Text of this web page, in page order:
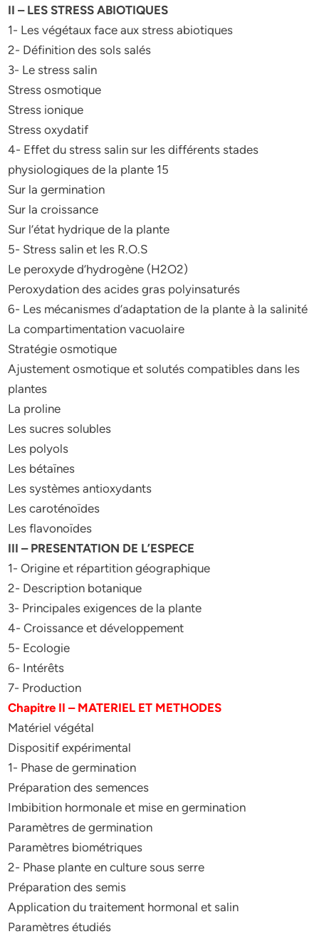
II – LES STRESS ABIOTIQUES
1- Les végétaux face aux stress abiotiques
2- Définition des sols salés
3- Le stress salin
Stress osmotique
Stress ionique
Stress oxydatif
4- Effet du stress salin sur les différents stades
physiologiques de la plante 15
Sur la germination
Sur la croissance
Sur l’état hydrique de la plante
5- Stress salin et les R.O.S
Le peroxyde d’hydrogène (H2O2)
Peroxydation des acides gras polyinsaturés
6- Les mécanismes d’adaptation de la plante à la salinité
La compartimentation vacuolaire
Stratégie osmotique
Ajustement osmotique et solutés compatibles dans les
plantes
La proline
Les sucres solubles
Les polyols
Les bétaïnes
Les systèmes antioxydants
Les caroténoïdes
Les flavonoïdes
III – PRESENTATION DE L’ESPECE
1- Origine et répartition géographique
2- Description botanique
3- Principales exigences de la plante
4- Croissance et développement
5- Ecologie
6- Intérêts
7- Production
Chapitre II – MATERIEL ET METHODES
Matériel végétal
Dispositif expérimental
1- Phase de germination
Préparation des semences
Imbibition hormonale et mise en germination
Paramètres de germination
Paramètres biométriques
2- Phase plante en culture sous serre
Préparation des semis
Application du traitement hormonal et salin
Paramètres étudiés